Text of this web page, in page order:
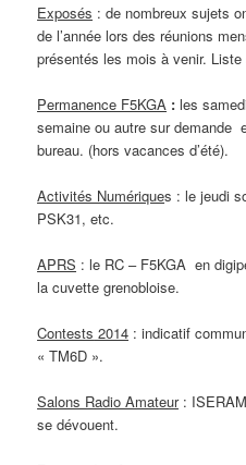
Exposés : de nombreux sujets
de l’année lors des réunions
présentés les mois à venir.
Permanence F5KGA : les
semaine ou autre sur demande
bureau. (hors vacances d’été).
Activités Numériques : le jeudi
PSK31, etc.
APRS : le RC – F5KGA en
la cuvette grenobloise.
Contests 2014 : indicatif
« TM6D ».
Salons Radio Amateur:
se dévouent.